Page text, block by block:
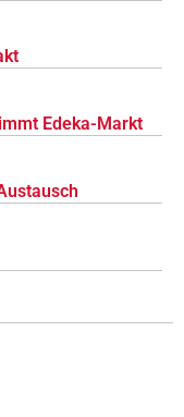
Edeka-Markt